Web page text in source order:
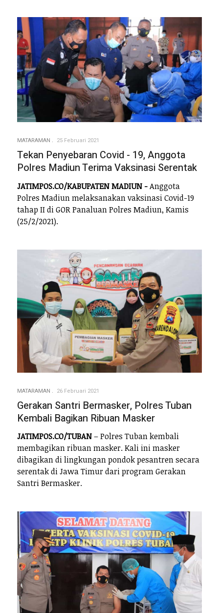
MATARAMAN 25 Februari 2021
Tekan Penyebaran Covid - 19, Anggota
Polres Madiun Terima Vaksinasi Serentak
JATIMPOS.CO/KABUPATEN MADIUN -Anggota
Polres Madiun melaksanakan vaksinasi Covid-19
tahap II di GOR Panaluan Polres Madiun, Kamis
(25/2/2021).
MATARAMAN 26 Februari 2021
Gerakan Santri Bermasker, Polres Tuban
Kembali Bagikan Ribuan Masker
JATIMPOS.CO/TUBAN– Polres Tuban kembali
membagikan ribuan masker. Kali ini masker
dibagikan di lingkungan pondok pesantren secara
serentak di Jawa Timur dari program Gerakan
Santri Bermasker.